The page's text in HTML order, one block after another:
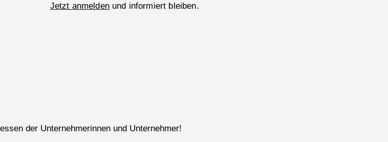
Jetzt anmeldenund informiert bleiben.
der Unternehmerinnen und Unternehmer!